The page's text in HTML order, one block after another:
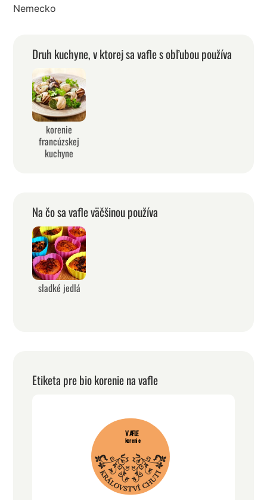
Nemecko
Druh kuchyne, v ktorej sa vafle s obľubou používa
korenie
francúzskej
kuchyne
Na čo sa vafle väčšinou používa
sladké jedlá
Etiketa pre bio korenie na vafle
VAFLE
korenie